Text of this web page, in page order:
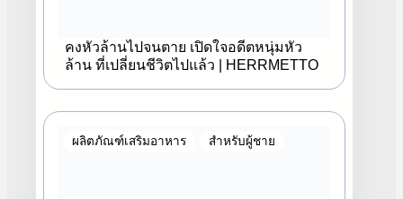
คงหัวล้านไปจนตาย เปิดใจอดีตหนุ่มหัว
ล้าน ที่เปลี่ยนชีวิตไปแล้ว | HERRMETTO
ผลิตภัณฑ์เสริมอาหาร สำหรับผู้ชาย